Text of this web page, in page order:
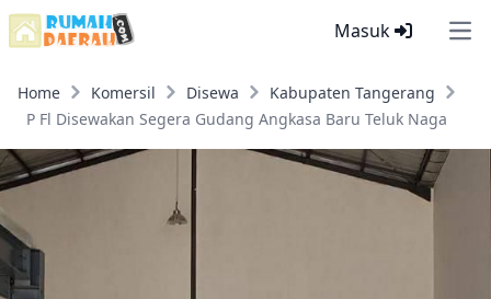
Masuk
Home Komersil Disewa
Kabupaten Tangerang
P Fl Disewakan Segera Gudang Angkasa Baru Teluk Naga